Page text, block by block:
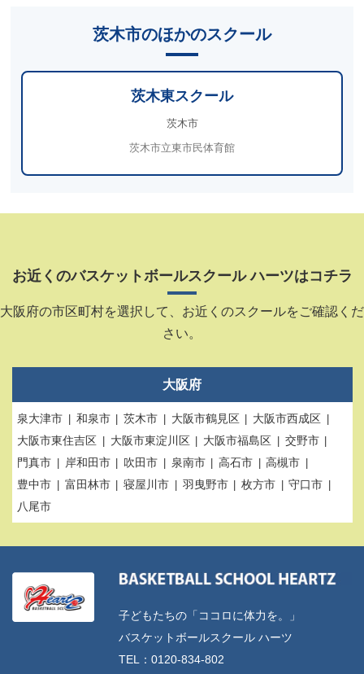
茨木市のほかのスクール
茨木東スクール
茨木市
茨木市立東市民体育館
お近くのバスケットボールスクール ハーツはコチラ
大阪府の市区町村を選択して、お近くのスクールをご確認くだ
さい。
大阪府
泉大津市 和泉市 茨木市 大阪市鶴見区
大阪市西成区
大阪市東住吉区
大阪市東淀川区 大阪市福島区
交野市
門真市
岸和田市 吹田市 泉南市 高石市
高槻市
豊中市
富田林市 寝屋川市 羽曳野市 枚方市
守口市
八尾市
子どもたちの「ココロに体力を。」
バスケットボールスクール ハーツ
TEL：0120-834-802